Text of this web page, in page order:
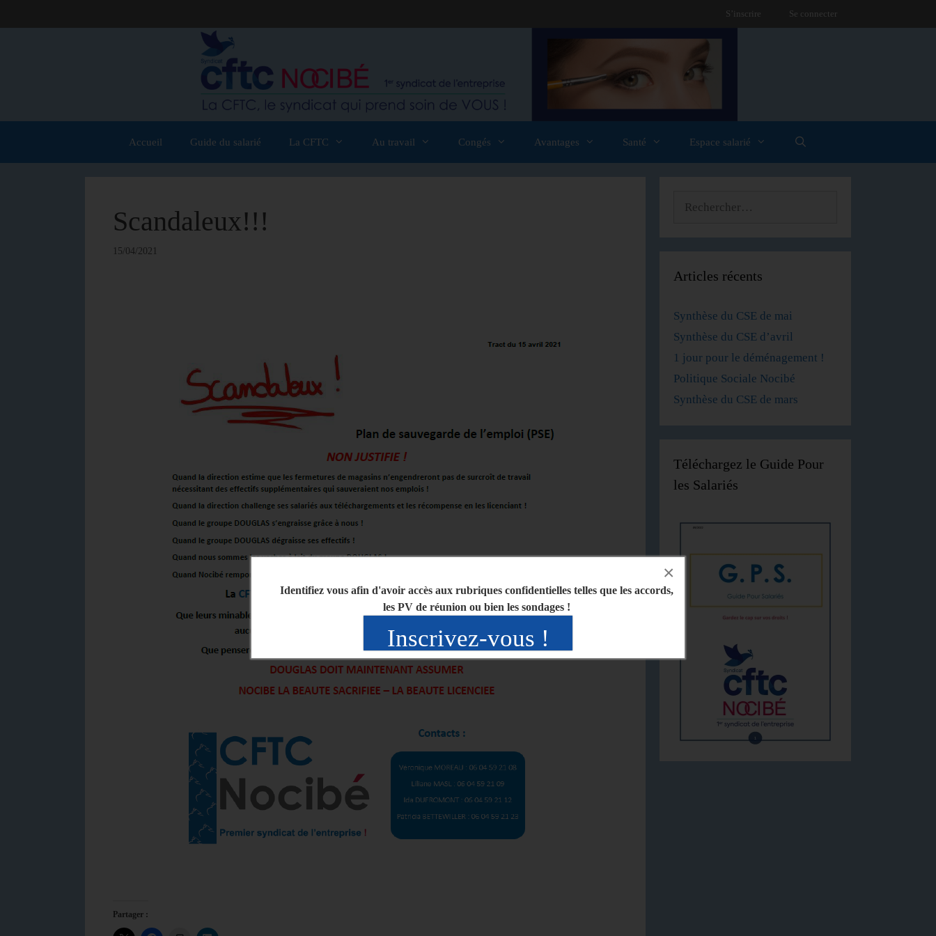
Identifiez vous afin d'avoir accès aux rubriques confidentielles telles que les accords,
les PV de réunion ou bien les sondages !
Inscrivez-vous !
×
S’inscrire Se connecter
Accueil Guide du salarié La CFTC Au travail Congés Avantages Santé Espace salarié
Scandaleux!!!
15/04/2021
Partager :
Articles récents
Synthèse du CSE de mai
Synthèse du CSE d’avril
1 jour pour le déménagement !
Politique Sociale Nocibé
Synthèse du CSE de mars
Téléchargez le Guide Pour
les Salariés